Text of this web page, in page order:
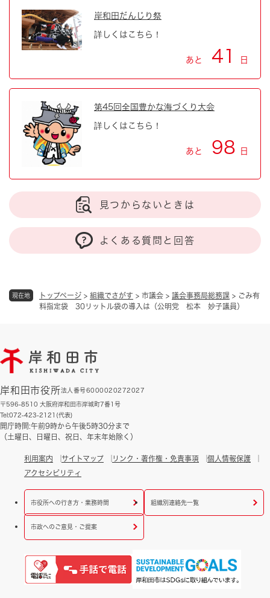
現在地 トップページ > 組織でさがす > 市議会 > 議会事務局総務課 > ごみ有
料指定袋 30リットル袋の導入は（公明党 松本 妙子議員）
岸和田だんじり祭
詳しくはこちら！
あと 41 日
第45回全国豊かな海づくり大会
詳しくはこちら！
あと 98 日
見つからないときは
よくある質問と回答
岸和田市役所法人番号6000020272027
〒596-8510 大阪府岸和田市岸城町7番1号
Tel:072-423-2121(代表)
開庁時間:午前9時から午後5時30分まで
（土曜日、日曜日、祝日、年末年始除く）
利用案内 サイトマップ リンク・著作権・免責事項
個人情報保護
アクセシビリティ
市役所への行き方・業務時間 組織別連絡先一覧
市政へのご意見・ご提案